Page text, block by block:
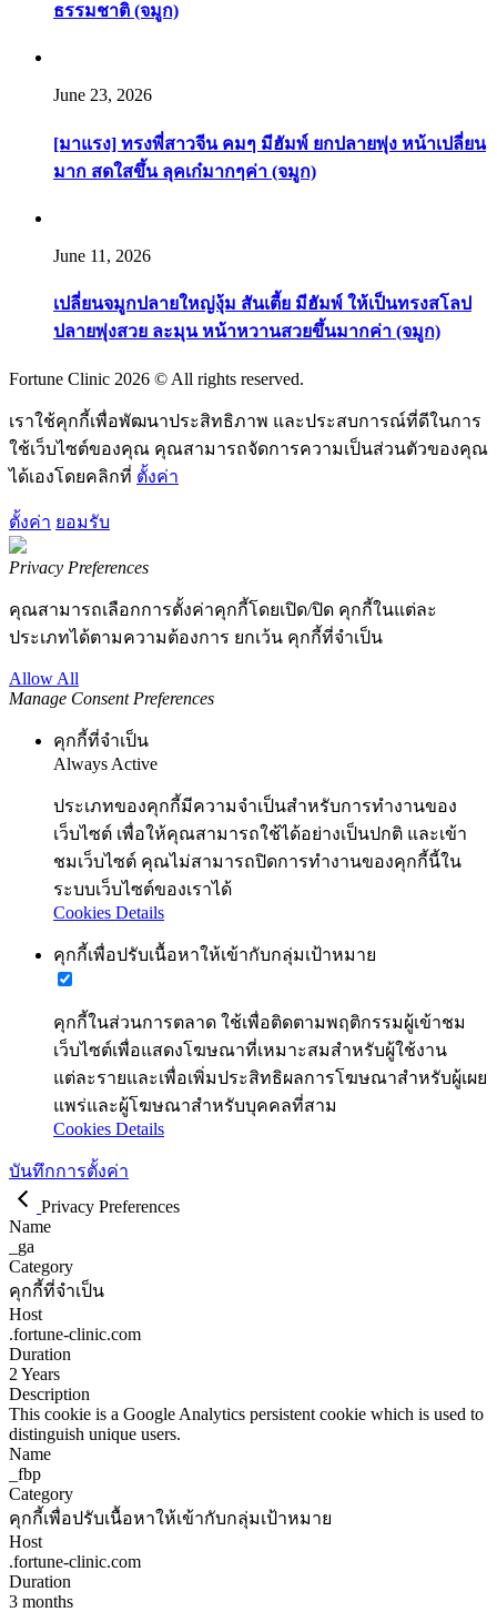
ธรรมชาติ (จมูก)
June 23, 2026
[มาแรง] ทรงพี่สาวจีน คมๆ มีฮัมพ์ ยกปลายพุ่ง หน้าเปลี่ยน
มาก สดใสขึ้น ลุคเก๋มากๆค่า (จมูก)
June 11, 2026
เปลี่ยนจมูกปลายใหญ่งุ้ม สันเตี้ย มีฮัมพ์ ให้เป็นทรงสโลป
ปลายพุ่งสวย ละมุน หน้าหวานสวยขึ้นมากค่า (จมูก)
Fortune Clinic 2026 © All rights reserved.
เราใช้คุกกี้เพื่อพัฒนาประสิทธิภาพ และประสบการณ์ที่ดีในการ
ใช้เว็บไซต์ของคุณ คุณสามารถจัดการความเป็นส่วนตัวของคุณ
ได้เองโดยคลิกที่ ตั้งค่า
ตั้งค่า ยอมรับ
Privacy Preferences
คุณสามารถเลือกการตั้งค่าคุกกี้โดยเปิด/ปิด คุกกี้ในแต่ละ
ประเภทได้ตามความต้องการ ยกเว้น คุกกี้ที่จำเป็น
Allow All
Manage Consent Preferences
คุกกี้ที่จำเป็น
Always Active
ประเภทของคุกกี้มีความจำเป็นสำหรับการทำงานของ
เว็บไซต์ เพื่อให้คุณสามารถใช้ได้อย่างเป็นปกติ และเข้า
ชมเว็บไซต์ คุณไม่สามารถปิดการทำงานของคุกกี้นี้ใน
ระบบเว็บไซต์ของเราได้
Cookies Details
คุกกี้เพื่อปรับเนื้อหาให้เข้ากับกลุ่มเป้าหมาย
คุกกี้ในส่วนการตลาด ใช้เพื่อติดตามพฤติกรรมผู้เข้าชม
เว็บไซต์เพื่อแสดงโฆษณาที่เหมาะสมสำหรับผู้ใช้งาน
แต่ละรายและเพื่อเพิ่มประสิทธิผลการโฆษณาสำหรับผู้เผย
แพร่และผู้โฆษณาสำหรับบุคคลที่สาม
Cookies Details
บันทึกการตั้งค่า
Privacy Preferences
Name
_ga
Category
คุกกี้ที่จำเป็น
Host
.fortune-clinic.com
Duration
2 Years
Description
This cookie is a Google Analytics persistent cookie which is used to
distinguish unique users.
Name
_fbp
Category
คุกกี้เพื่อปรับเนื้อหาให้เข้ากับกลุ่มเป้าหมาย
Host
.fortune-clinic.com
Duration
3 months